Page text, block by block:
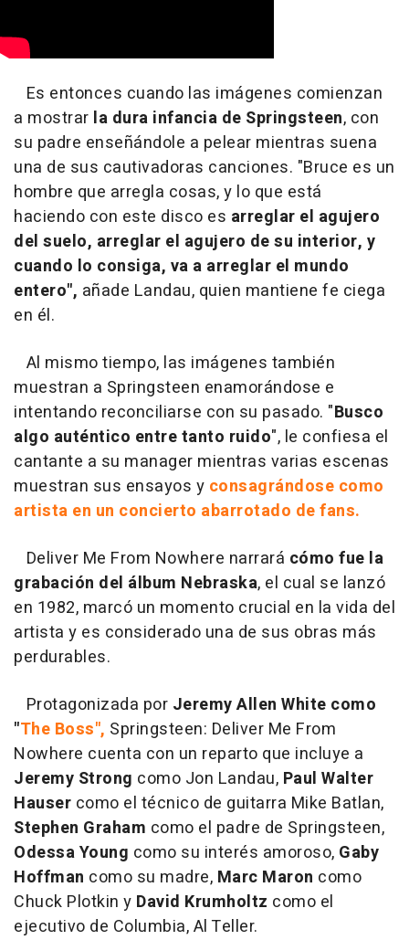
Es entonces cuando las imágenes comienzan
a mostrar la dura infancia de Springsteen, con
su padre enseñándole a pelear mientras suena
una de sus cautivadoras canciones. "Bruce es un
hombre que arregla cosas, y lo que está
haciendo con este disco es arreglar el agujero
del suelo, arreglar el agujero de su interior, y
cuando lo consiga, va a arreglar el mundo
entero", añade Landau, quien mantiene fe ciega
en él.
Al mismo tiempo, las imágenes también
muestran a Springsteen enamorándose e
intentando reconciliarse con su pasado. "Busco
algo auténtico entre tanto ruido", le confiesa el
cantante a su manager mientras varias escenas
muestran sus ensayos y consagrándose como
artista en un concierto abarrotado de fans.
Deliver Me From Nowhere narrará cómo fue la
grabación del álbum Nebraska, el cual se lanzó
en 1982, marcó un momento crucial en la vida del
artista y es considerado una de sus obras más
perdurables.
Protagonizada por Jeremy Allen White como
"The Boss", Springsteen: Deliver Me From
Nowhere cuenta con un reparto que incluye a
Jeremy Strong como Jon Landau, Paul Walter
Hauser como el técnico de guitarra Mike Batlan,
Stephen Graham como el padre de Springsteen,
Odessa Young como su interés amoroso, Gaby
Hoffman como su madre, Marc Maron como
Chuck Plotkin y David Krumholtz como el
ejecutivo de Columbia, Al Teller.